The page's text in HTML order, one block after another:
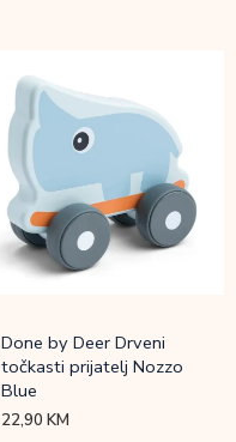
Done by Deer Drveni
točkasti prijatelj Nozzo
Blue
22,90KM